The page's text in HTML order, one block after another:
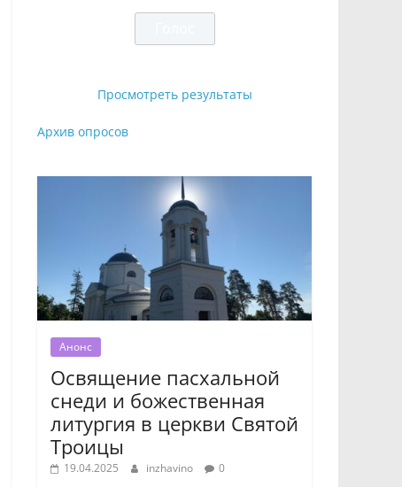
Просмотреть результаты
Архив опросов
Анонс
Освящение пасхальной
снеди и божественная
литургия в церкви Святой
Троицы
19.04.2025 inzhavino 0